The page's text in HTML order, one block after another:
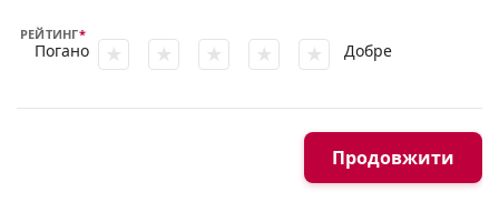
РЕЙТИНГ
Погано Добре
Продовжити